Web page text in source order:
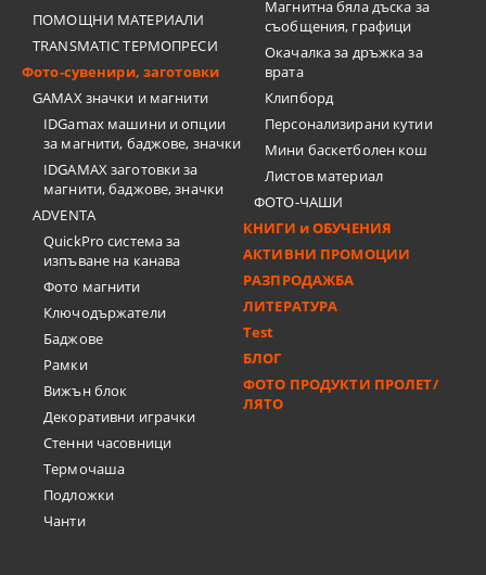
ПОМОЩНИ МАТЕРИАЛИ
TRANSMATIC ТЕРМОПРЕСИ
Фото-сувенири, заготовки
GAMAX значки и магнити
IDGamax машини и опции
за магнити, баджове, значки
IDGAMAX заготовки за
магнити, баджове, значки
ADVENTA
QuickPro система за
изпъване на канава
Фото магнити
Ключодържатели
Баджове
Рамки
Вижън блок
Декоративни играчки
Стенни часовници
Термочашa
Подложки
Чанти
Магнитна бяла дъска за
съобщения, графици
Окачалка за дръжка за
врата
Клипборд
Персонализирани кутии
Мини баскетболен кош
Листов материал
ФОТО-ЧАШИ
КНИГИ и ОБУЧЕНИЯ
АКТИВНИ ПРОМОЦИИ
РАЗПРОДАЖБА
ЛИТЕРАТУРА
Test
БЛОГ
ФОТО ПРОДУКТИ ПРОЛЕТ/
ЛЯТО